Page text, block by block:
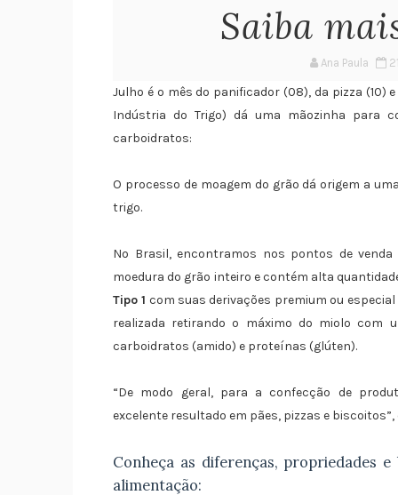
Saiba
Ana Paula
Julho é o mês do panificador (08), da pizza (10)
Indústria do Trigo) dá uma mãozinha para
carboidratos:
O processo de moagem do grão dá origem a
trigo.
No Brasil, encontramos nos pontos de
moedura do grão inteiro e contém alta
Tipo 1 com suas derivações premium ou
realizada retirando o máximo do miolo com
carboidratos (amido) e proteínas (glúten).
“De modo geral, para a confecção de
excelente resultado em pães, pizzas e
Conheça as diferenças, propriedades
alimentação: